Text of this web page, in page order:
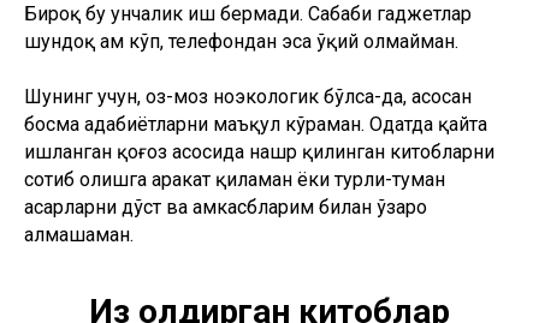
Бироқ бу унчалик иш бермади. Cабаби гаджетлар
шундоқ ҳам кўп, телефондан эса ўқий олмайман.
Шунинг учун, оз-моз ноэкологик бўлса-да, асосан
босма адабиётларни маъқул кўраман. Одатда қайта
ишланган қоғоз асосида нашр қилинган китобларни
сотиб олишга ҳаракат қиламан ёки турли-туман
асарларни дўст ва ҳамкасбларим билан ўзаро
алмашаман.
Из қолдирган китоблар